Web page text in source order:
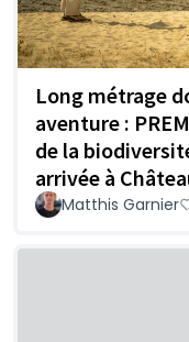
Long métrage
aventure :
de la
arrivée à
Matthis Garnier